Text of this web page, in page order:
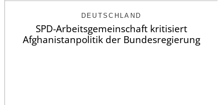
DEUTSCHLAND
SPD-Arbeitsgemeinschaft kritisiert
Afghanistanpolitik der Bundesregierung